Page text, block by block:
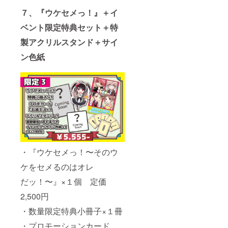
７、『ウケセメっ！』＋イ
ベント限定特典セット＋特
製アクリルスタンド＋サイ
ン色紙
・『ウケセメっ！〜そのウ
ケをセメるのはオレ
だッ！〜』×１個 定価
2,500円
・数量限定特典小冊子×１冊
・プロモーションカード